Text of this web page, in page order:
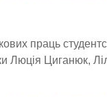
праць
Люція Циганюк,